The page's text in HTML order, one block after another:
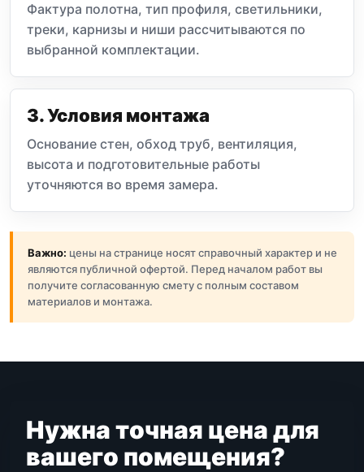
Фактура полотна, тип профиля, светильники,
треки, карнизы и ниши рассчитываются по
выбранной комплектации.
3. Условия монтажа
Основание стен, обход труб, вентиляция,
высота и подготовительные работы
уточняются во время замера.
Важно: цены на странице носят справочный характер и не
являются публичной офертой. Перед началом работ вы
получите согласованную смету с полным составом
материалов и монтажа.
Нужна точная цена для
вашего помещения?